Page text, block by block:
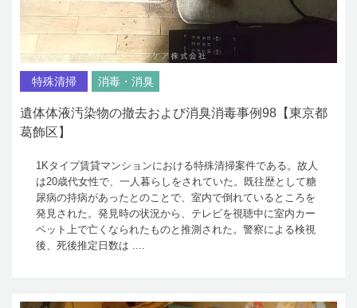
特殊清掃 消毒・消臭
遺体体液汚染物の撤去および消臭消毒事例98【東京都
葛飾区】
1Kタイプ賃貸マンションにおける特殊清掃案件である。故人
は20歳代女性で、一人暮らしをされていた。既往歴として糖
尿病の持病があったとのことで、室内で倒れているところを
発見された。発見時の状況から、テレビを視聴中に室内カー
ペット上で亡くなられたものと推測された。警察による検視
後、死後推定日数は ....